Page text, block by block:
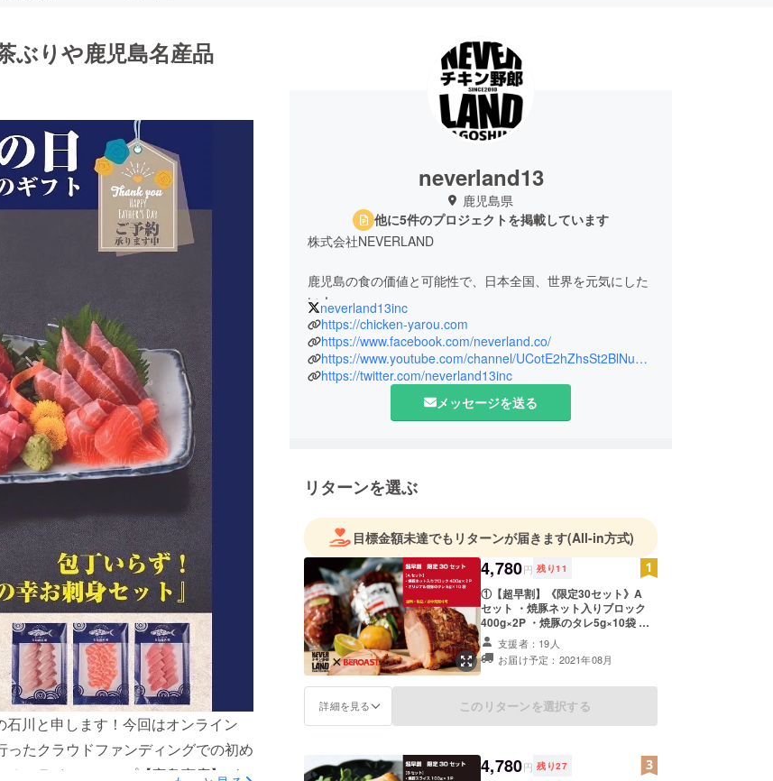
ぶりや鹿児島名産品
川と申します！今回はオンライン
たクラウドファンディングでの初め
ンラインショップ【宝島商店】がス
neverland13
鹿児島県
他に5件のプロジェクトを掲載しています
株式会社NEVERLAND
鹿児島の食の価値と可能性で、日本全国、世界を元気にした
い！
・特攻チキン野郎・ハイパーチキン野郎
neverland13inc
https://chicken-yarou.com
https://www.facebook.com/neverland.co/
https://www.youtube.com/channel/UCotE2hZhsSt2BlNu7-R2P6A
https://twitter.com/neverland13inc
メッセージを送る
リターンを選ぶ
目標金額未達でもリターンが届きます(All-in方式)
4,780円 残り11
①【超早割】《限定30セット》A
セット ・焼豚ネット入りブロック
400g×2P ・焼豚のタレ5g×10袋 ・
オリジナルレシピ ・お礼状 ※食品表
示については本文中にてご確認くだ
さい。 ※送料込みの価格です。 ※備
とご支援者様がご一緒の場合は、
「特になし」とご記入ください。 ※
支援者：19人
お届け予定：2021年08月
詳細を見る このリターンを選択する
4,780円 残り27